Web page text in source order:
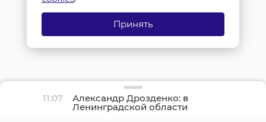
11:07 Александр Дрозденко: в
Ленинградской области
отмечается рост
Принять